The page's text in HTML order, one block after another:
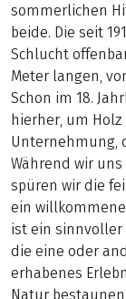
sommerlichen
beide. Die seit
Schlucht
Meter langen,
Schon im 18.
hierher, um
Unternehmung,
Während wir
spüren wir die
ein
ist ein sinnvoller
die eine oder
erhabenes
Natur